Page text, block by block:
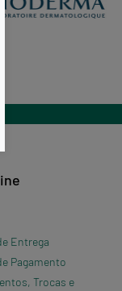
Entrega
Pagamento
Trocas e